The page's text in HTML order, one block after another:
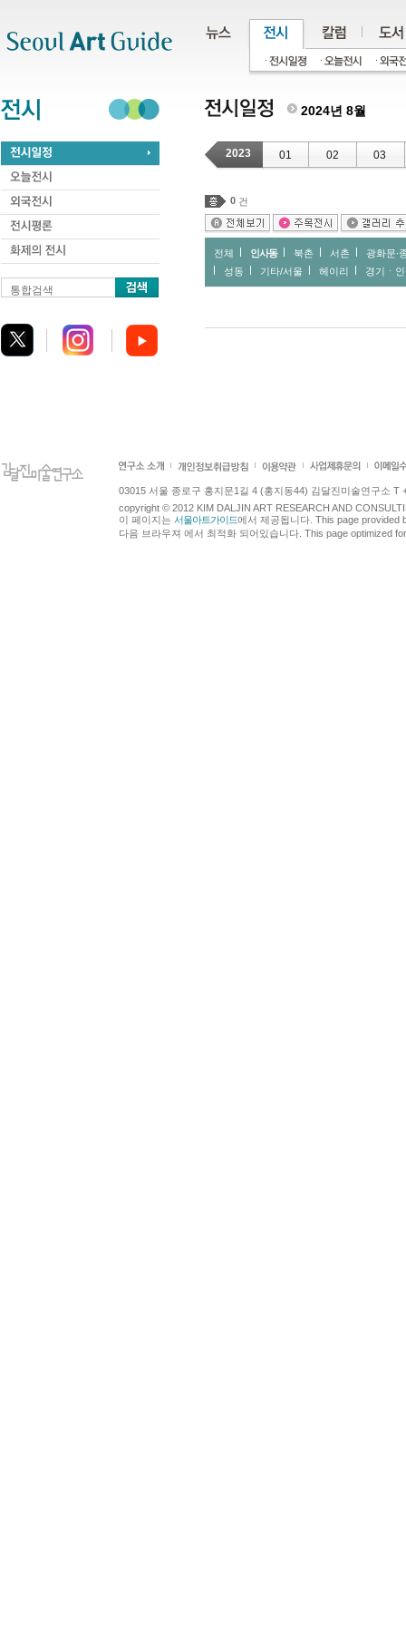
통합검색
2024년 8월
2023 01 02 03
0 건
전체 인사동 북촌 서촌
광화문∙
성동
기타/서울 헤이리 경기ㆍ
03015 서울 종로구 홍지문1길 4 (홍지동44) 김달진미술연구소 T
copyright © 2012 KIM DALJIN ART RESEARCH AND
이 페이지는 서울아트가이드에서 제공됩니다. This page provided
다음 브라우져 에서 최적화 되어있습니다. This page optimized